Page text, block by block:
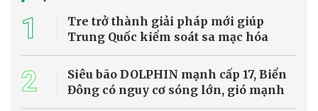
1
Tre trở thành giải pháp mới giúp
Trung Quốc kiểm soát sa mạc hóa
2
Siêu bão DOLPHIN mạnh cấp 17, Biển
Đông có nguy cơ sóng lớn, gió mạnh